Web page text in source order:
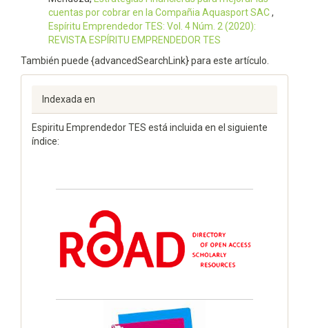
cuentas por cobrar en la Compañia Aquasport SAC,
Espí­ritu Emprendedor TES: Vol. 4 Núm. 2 (2020):
REVISTA ESPÍRITU EMPRENDEDOR TES
También puede {advancedSearchLink} para este artículo.
Indexada en
Espiritu Emprendedor TES está incluida en el siguiente
índice: